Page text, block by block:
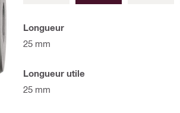
Longueur
25 mm
Longueur utile
25 mm